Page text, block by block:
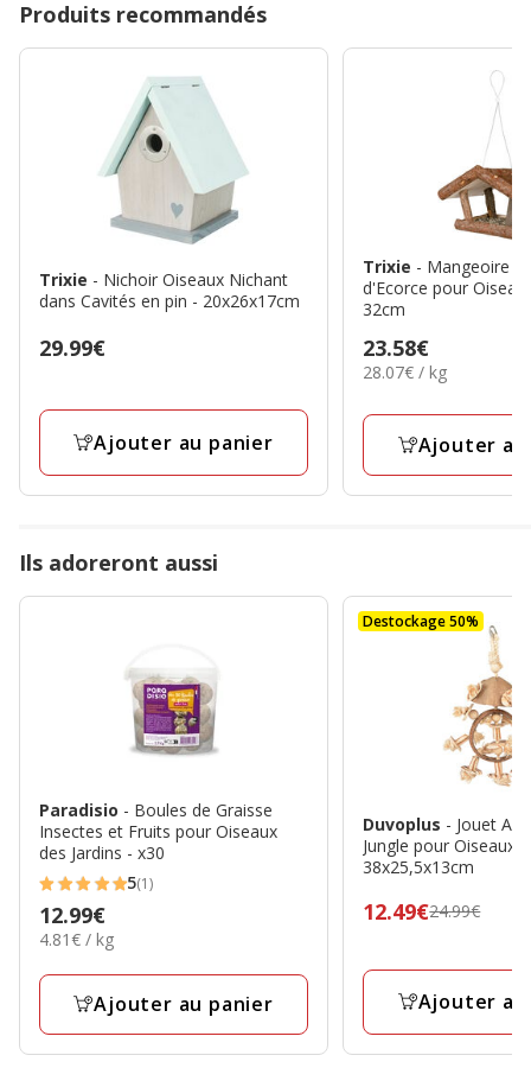
Produits recommandés
Trixie - Nichoir Oiseaux Nichant
dans Cavités en pin - 20x26x17cm
Prix
29.99€
Ajouter au panier
Trixie - Mangeoire
d'Ecorce pour
32cm
Prix
23.58€
23.58€
28.07€
Kg
28.07€ / kg
Ajouter
Ils adoreront aussi
Paradisio - Boules de Graisse
Insectes et Fruits pour Oiseaux
des Jardins - x30
5
étoiles
avec
1
5(1)
Prix
12.99€
12.99€
4.81€
Kg
4.81€ / kg
Ajouter au panier
Destockage 50%
Duvoplus - Jouet
Jungle pour Oiseaux -
38x25,5x13cm
Prix
24.99€,
final
12.49€
12.49€24.99€
Ajouter